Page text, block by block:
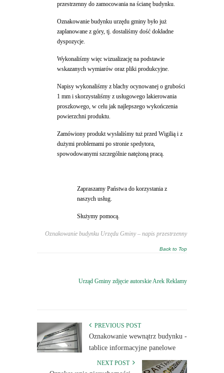
przestrzenny do zamocowania na ścianę budynku.
Oznakowanie budynku urzędu gminy było już
zaplanowane z góry, tj. dostaliśmy dość dokładne
dyspozycje.
Wykonaliśmy więc wizualizację na podstawie
wskazanych wymiarów oraz pliki produkcyjne.
Napisy wykonaliśmy z blachy ocynowanej o grubości
1 mm i skorzystaliśmy z usługowego lakierowania
proszkowego, w celu jak najlepszego wykończenia
powierzchni produktu.
Zamówiony produkt wysłaliśmy tuż przed Wigilią i z
dużymi problemami po stronie spedytora,
spowodowanymi szczególnie natężoną pracą.
Zapraszamy Państwa do korzystania z
naszych usług.
Służymy pomocą.
Oznakowanie budynku Urzędu Gminy – napis przestrzenny
Back to Top
Urząd Gminy zdjęcie autorskie Arek Reklamy
PREVIOUS POST
Oznakowanie wewnątrz budynku -
tablice informacyjne panelowe
NEXT POST